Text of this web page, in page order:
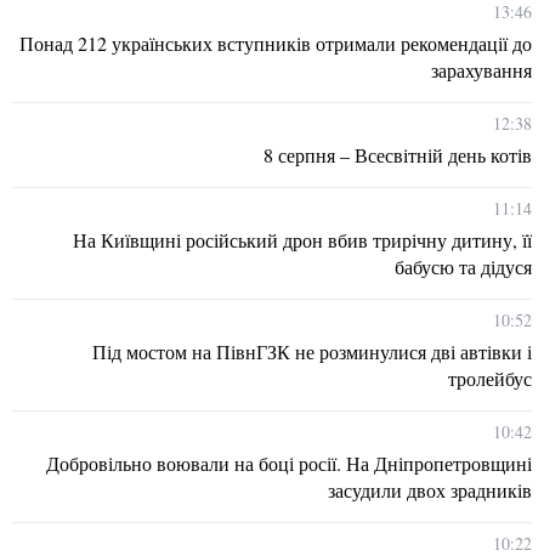
13:46
Понад 212 українських вступників отримали рекомендації до
зарахування
12:38
8 серпня – Всесвітній день котів
11:14
На Київщині російський дрон вбив трирічну дитину, її
бабусю та дідуся
10:52
Під мостом на ПівнГЗК не розминулися дві автівки і
тролейбус
10:42
Добровільно воювали на боці росії. На Дніпропетровщині
засудили двох зрадників
10:22